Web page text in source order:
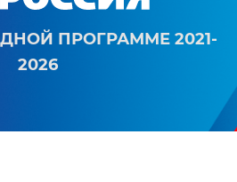
ПРОГРАММЕ 2021-
2026